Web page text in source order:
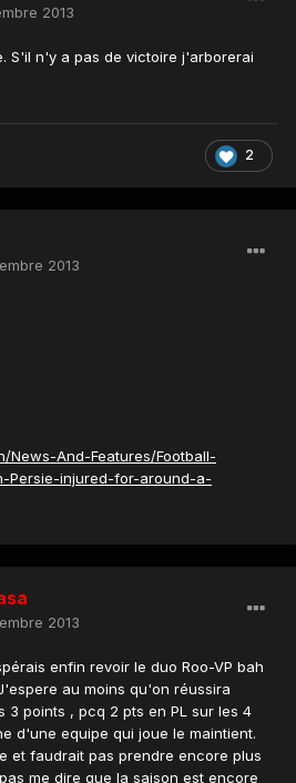
2013
S'il n'y a pas de victoire j'arborerai
2
2013
News-And-Features/Football-
Persie-injured-for-around-a-
2013
enfin revoir le duo Roo-VP bah
au moins qu'on réussira
3 points , pcq 2 pts en PL sur les 4
d'une equipe qui joue le maintient.
et faudrait pas prendre encore plus
me dire que la saison est encore